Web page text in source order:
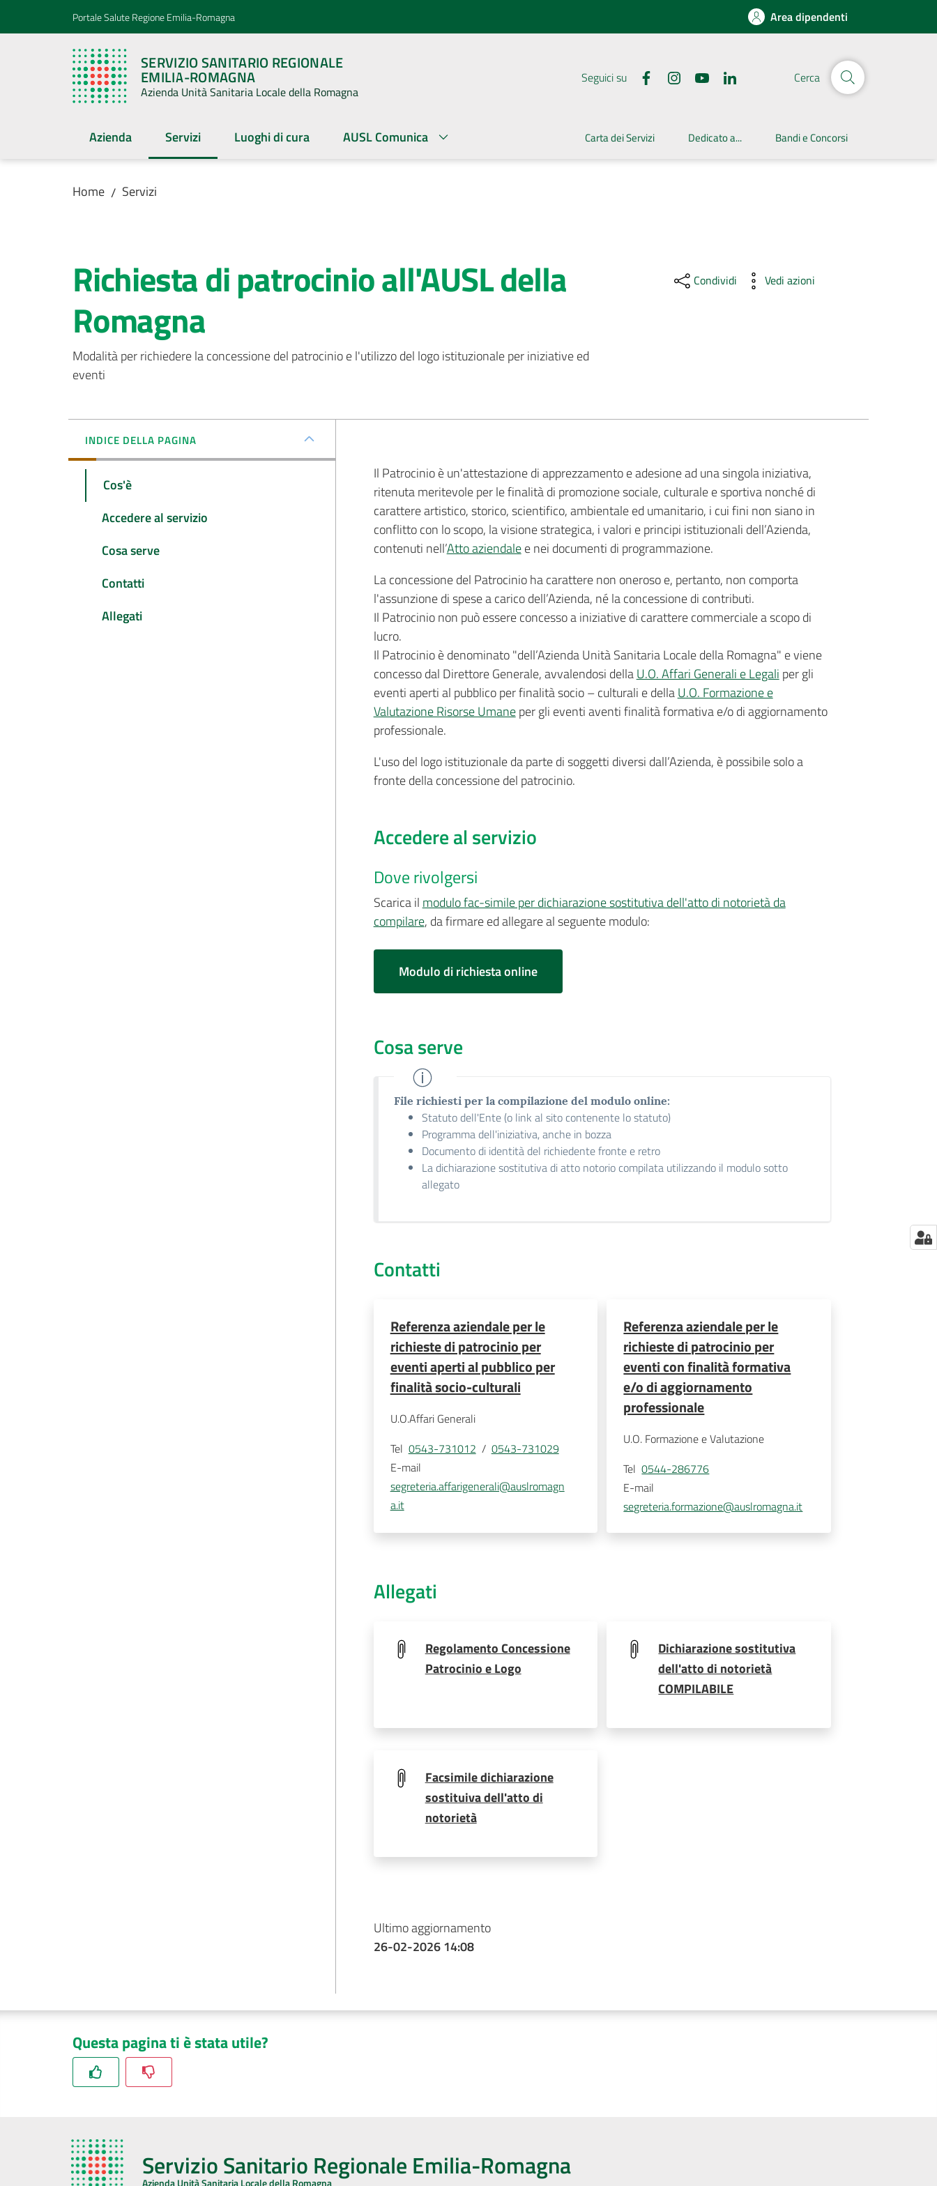
Vai al contenuto
Vai alla navigazionePortale Salute Regione Emilia-Romagna Area dipendenti
SERVIZIO SANITARIO REGIONALE
EMILIA-ROMAGNA
Azienda Unità Sanitaria Locale della Romagna
Seguici su Cerca
Azienda Servizi
Menu selezionatoLuoghi di cura AUSL Comunica Carta dei Servizi Dedicato a... Bandi e Concorsi
Home / Servizi
Richiesta di patrocinio all'AUSL della
Romagna
Modalità per richiedere la concessione del patrocinio e l'utilizzo del logo istituzionale per iniziative ed
eventi
Condividi Vedi azioni
INDICE DELLA PAGINA
Cos'è
Accedere al servizio
Cosa serve
Contatti
Allegati
Il Patrocinio è un'attestazione di apprezzamento e adesione ad una singola iniziativa,
ritenuta meritevole per le finalità di promozione sociale, culturale e sportiva nonché di
carattere artistico, storico, scientifico, ambientale ed umanitario, i cui fini non siano in
conflitto con lo scopo, la visione strategica, i valori e principi istituzionali dell’Azienda,
contenuti nell’Atto aziendalee nei documenti di programmazione.
La concessione del Patrocinio ha carattere non oneroso e, pertanto, non comporta
l'assunzione di spese a carico dell’Azienda, né la concessione di contributi.
Il Patrocinio non può essere concesso a iniziative di carattere commerciale a scopo di
lucro.
Il Patrocinio è denominato "dell’Azienda Unità Sanitaria Locale della Romagna" e viene
concesso dal Direttore Generale, avvalendosi dellaU.O. Affari Generali e Legali per gli
eventi aperti al pubblico per finalità socio – culturali e dellaU.O. Formazione e
Valutazione Risorse Umaneper gli eventi aventi finalità formativa e/o di aggiornamento
professionale.
L'uso del logo istituzionale da parte di soggetti diversi dall’Azienda, è possibile solo a
fronte della concessione del patrocinio.
Accedere al servizio
Dove rivolgersi
Scarica il modulo fac-simile per dichiarazione sostitutiva dell'atto di notorietà da
compilare, da firmare ed allegare al seguente modulo:
Modulo di richiesta online
Cosa serve
File richiesti per la compilazione del modulo online:
Statuto dell'Ente (o link al sito contenente lo statuto)
Programma dell'iniziativa, anche in bozza
Documento di identità del richiedente fronte e retro
La dichiarazione sostitutiva di atto notorio compilata utilizzando il modulo sotto
allegato
Contatti
Referenza aziendale per le
richieste di patrocinio per
eventi aperti al pubblico per
finalità socio-culturali
U.O.Affari Generali
Tel 0543-731012
  /
0543-731029
E-mail
segreteria.affarigenerali@auslromagn
a.it
Referenza aziendale per le
richieste di patrocinio per
eventi con finalità formativa
e/o di aggiornamento
professionale
U.O. Formazione e Valutazione
Tel 0544-286776
E-mail
segreteria.formazione@auslromagna.it
Allegati
Regolamento Concessione
Patrocinio e Logo
Dichiarazione sostitutiva
dell'atto di notorietà
COMPILABILE
Facsimile dichiarazione
sostituiva dell'atto di
notorietà
Ultimo aggiornamento
26-02-2026 14:08
Questa pagina ti è stata utile?
Servizio Sanitario Regionale Emilia-Romagna